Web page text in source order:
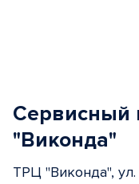
Сервисный
"Виконда"
ТРЦ "Виконда",